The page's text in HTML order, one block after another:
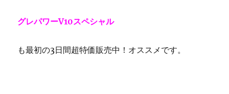
グレパワーV10スペシャル
も最初の3日間超特価販売中！オススメです。